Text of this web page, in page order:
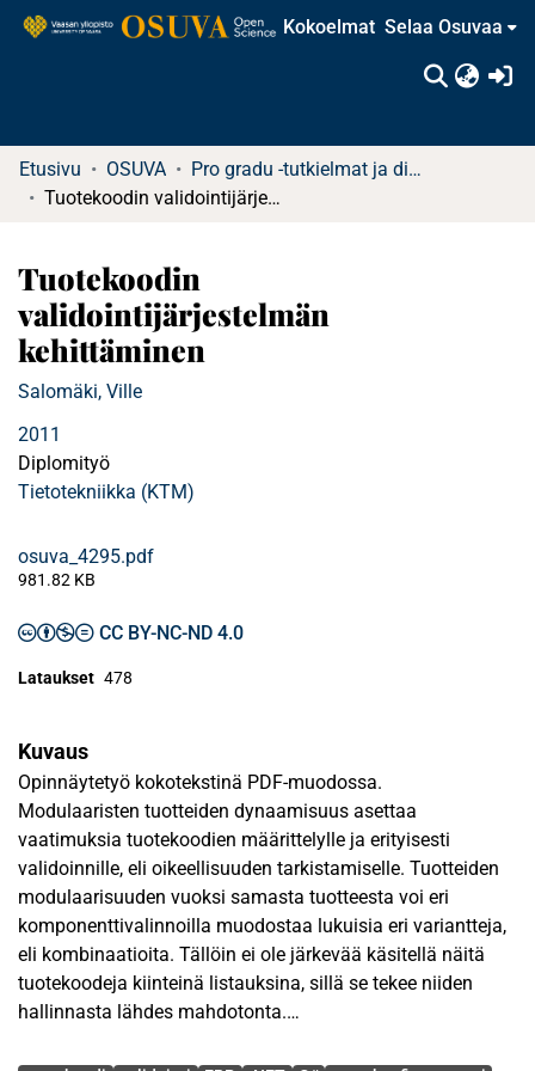
Kokoelmat Selaa Osuvaa
Etusivu OSUVA
Pro gradu -tutkielmat ja diplomityöt
Tuotekoodin validointijärjestelmän kehittäminen
Tuotekoodin
validointijärjestelmän
kehittäminen
Salomäki, Ville
2011
Diplomityö
Tietotekniikka (KTM)
osuva_4295.pdf
981.82 KB
CC BY-NC-ND 4.0
Lataukset 478
Kuvaus
Opinnäytetyö kokotekstinä PDF-muodossa.
Modulaaristen tuotteiden dynaamisuus asettaa
vaatimuksia tuotekoodien määrittelylle ja erityisesti
validoinnille, eli oikeellisuuden tarkistamiselle. Tuotteiden
modulaarisuuden vuoksi samasta tuotteesta voi eri
komponenttivalinnoilla muodostaa lukuisia eri variantteja,
eli kombinaatioita. Tällöin ei ole järkevää käsitellä näitä
tuotekoodeja kiinteinä listauksina, sillä se tekee niiden
hallinnasta lähdes mahdotonta.